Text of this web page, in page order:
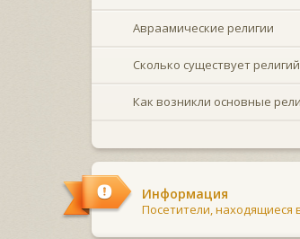
Авраамические религии
Сколько существует
Как возникли основные
Информация
Посетители, находящиеся